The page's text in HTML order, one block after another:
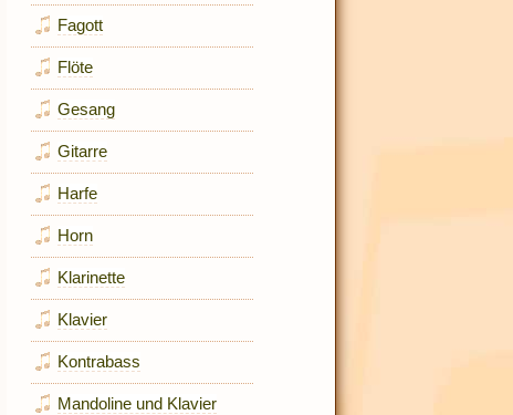
Fagott
Flöte
Gesang
Gitarre
Harfe
Horn
Klarinette
Klavier
Kontrabass
Mandoline und Klavier